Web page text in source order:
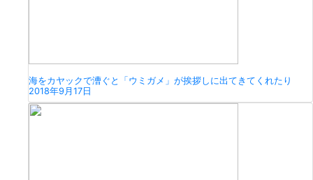
海をカヤックで漕ぐと「ウミガメ」が挨拶しに出てきてくれたり
2018年9月17日